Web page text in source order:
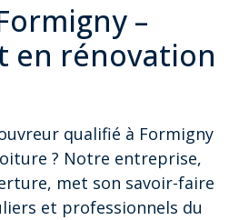
–
en rénovation
qualifié à Formigny
? Notre entreprise,
met son savoir-faire
et professionnels du